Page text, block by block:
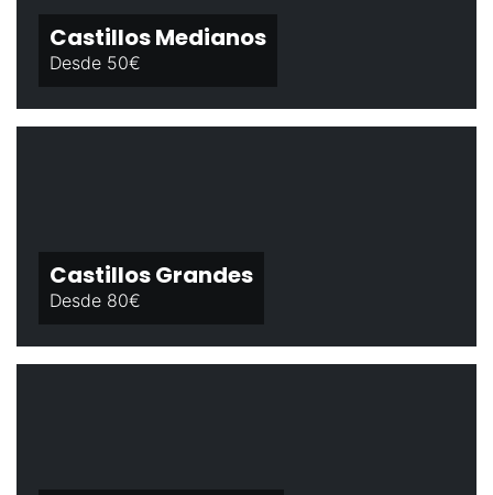
Castillos Medianos
Desde 50€
Castillos Grandes
Desde 80€